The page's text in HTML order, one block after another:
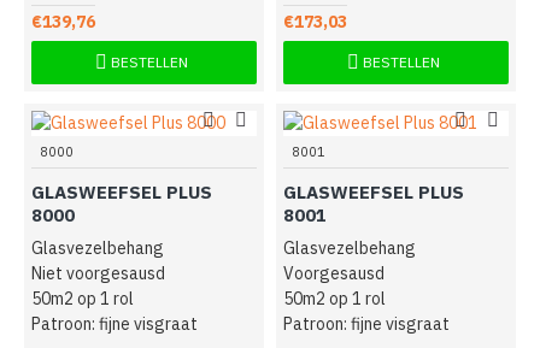
€139,76
BESTELLEN
€173,03
BESTELLEN
8000
GLASWEEFSEL PLUS
8000
Glasvezelbehang
Niet voorgesausd
50m2 op 1 rol
Patroon: fijne visgraat
8001
GLASWEEFSEL PLUS
8001
Glasvezelbehang
Voorgesausd
50m2 op 1 rol
Patroon: fijne visgraat